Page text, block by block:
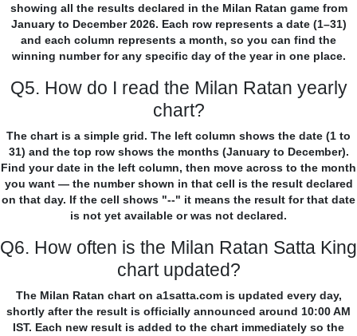
showing all the results declared in the Milan Ratan game from
January to December 2026. Each row represents a date (1–31)
and each column represents a month, so you can find the
winning number for any specific day of the year in one place.
Q5. How do I read the Milan Ratan yearly
chart?
The chart is a simple grid. The left column shows the date (1 to
31) and the top row shows the months (January to December).
Find your date in the left column, then move across to the month
you want — the number shown in that cell is the result declared
on that day. If the cell shows "--" it means the result for that date
is not yet available or was not declared.
Q6. How often is the Milan Ratan Satta King
chart updated?
The Milan Ratan chart on a1satta.com is updated every day,
shortly after the result is officially announced around 10:00 AM
IST. Each new result is added to the chart immediately so the